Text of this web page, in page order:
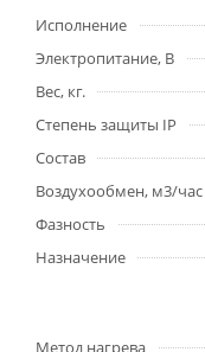
Исполнение
Электропитание, В
Вес, кг.
Степень защиты IP
Состав
Воздухообмен, м3/час
Фазность
Назначение
Метод нагрева